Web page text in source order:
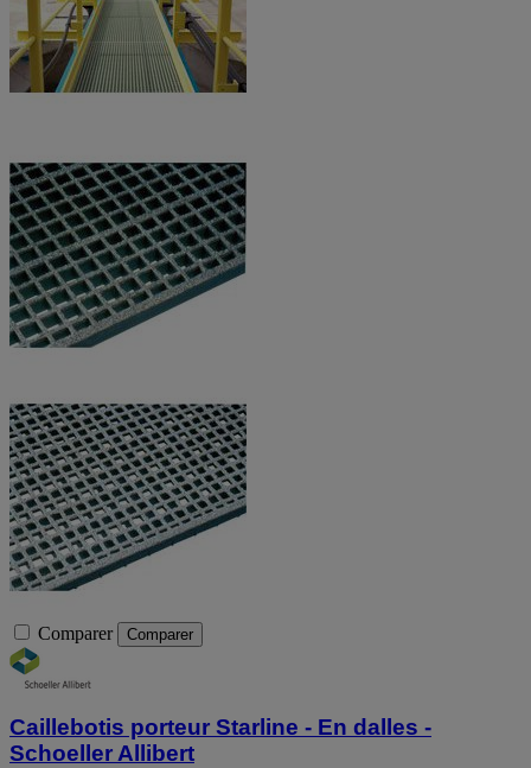
Comparer Comparer
Caillebotis porteur Starline - En dalles -
Schoeller Allibert